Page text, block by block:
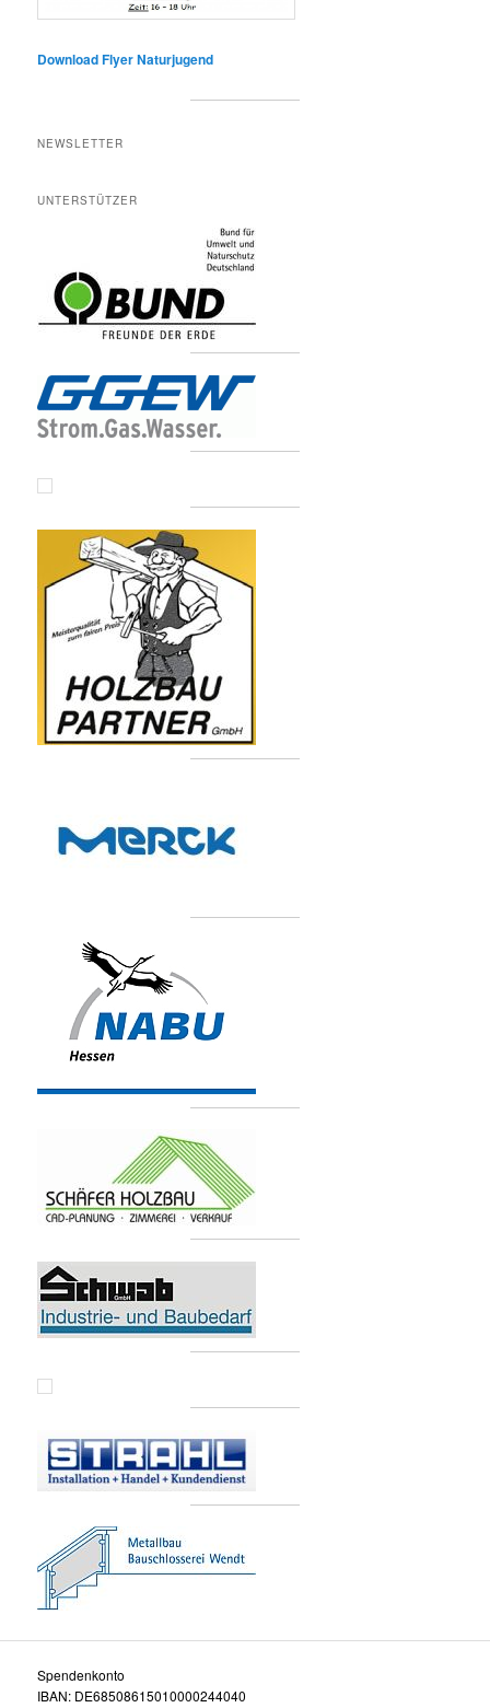
Download Flyer Naturjugend
NEWSLETTER
UNTERSTÜTZER
Spendenkonto
IBAN: DE68508615010000244040